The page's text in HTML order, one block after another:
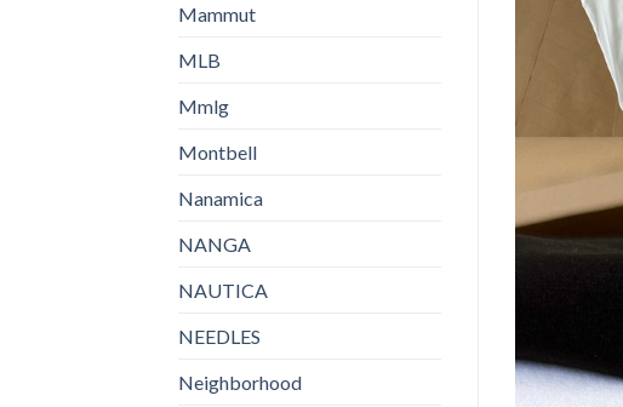
Mammut
MLB
Mmlg
Montbell
Nanamica
NANGA
NAUTICA
NEEDLES
Neighborhood